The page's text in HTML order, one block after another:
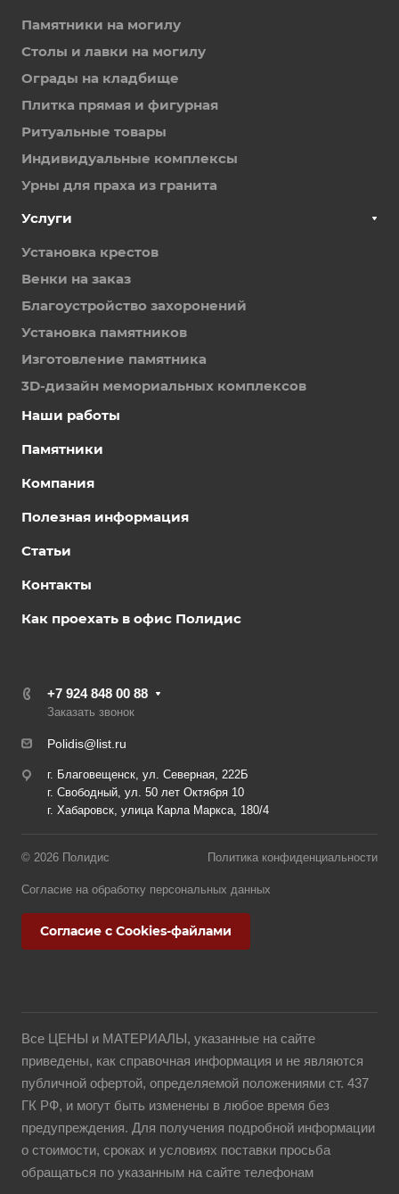
Памятники на могилу
Столы и лавки на могилу
Ограды на кладбище
Плитка прямая и фигурная
Ритуальные товары
Индивидуальные комплексы
Урны для праха из гранита
Услуги
Установка крестов
Венки на заказ
Благоустройство захоронений
Установка памятников
Изготовление памятника
3D-дизайн мемориальных комплексов
Наши работы
Памятники
Компания
Полезная информация
Статьи
Контакты
Как проехать в офис Полидис
+7 924 848 00 88
Заказать звонок
Polidis@list.ru
г. Благовещенск, ул. Северная, 222Б
г. Свободный, ул. 50 лет Октября 10
г. Хабаровск, улица Карла Маркса, 180/4
© 2026 Полидис Политика конфиденциальности
Согласие на обработку персональных данных
Согласие с Cookies-файлами
Все ЦЕНЫ и МАТЕРИАЛЫ, указанные на сайте
приведены, как справочная информация и не являются
публичной офертой, определяемой положениями ст. 437
ГК РФ, и могут быть изменены в любое время без
предупреждения. Для получения подробной информации
о стоимости, сроках и условиях поставки просьба
обращаться по указанным на сайте телефонам